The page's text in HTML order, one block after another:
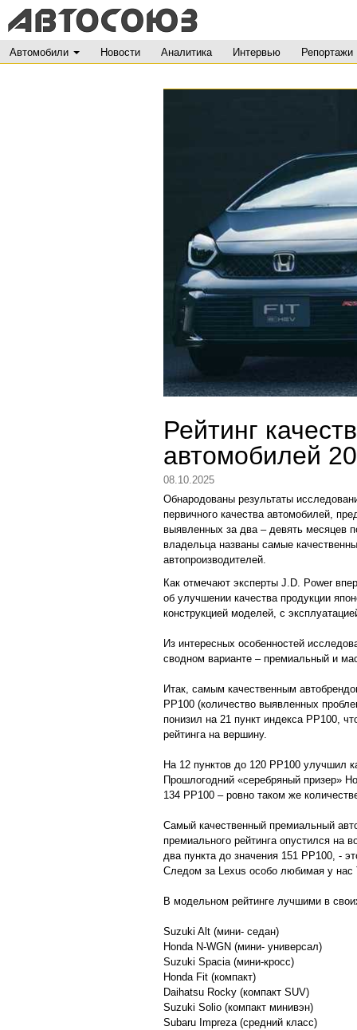
Автомобили Новости Аналитика Интервью Репортажи
Рейтинг
автомобилей
08.10.2025
Обнародованы результаты
первичного качества автомобилей,
выявленных за два – девять месяцев
владельца названы самые
автопроизводителей.
Как отмечают эксперты J.D. Power
об улучшении качества продукции
конструкцией моделей, с
Из интересных особенностей
сводном варианте – премиальный и
Итак, самым качественным
PP100 (количество выявленных
понизил на 21 пункт индекса PP100,
рейтинга на вершину.
На 12 пунктов до 120 PP100 улучшил
Прошлогодний «серебряный призер»
134 PP100 – ровно таком же
Самый качественный премиальный
премиального рейтинга опустился на
два пункта до значения 151 PP100, -
Следом за Lexus особо любимая у
В модельном рейтинге лучшими в
Suzuki Alt (мини- седан)
Honda N-WGN (мини- универсал)
Suzuki Spacia (мини-кросс)
Honda Fit (компакт)
Daihatsu Rocky (компакт SUV)
Suzuki Solio (компакт минивэн)
Subaru Impreza (средний класс)